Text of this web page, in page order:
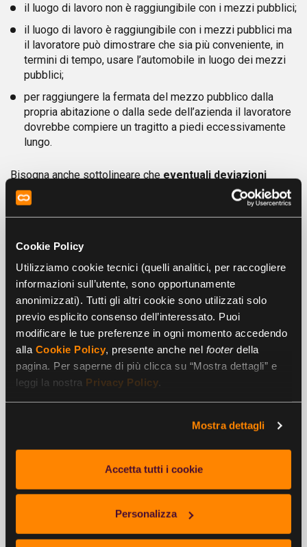
Cookie Policy
Utilizziamo cookie tecnici (quelli analitici, per raccogliere
informazioni sull’utente, sono opportunamente
anonimizzati). Tutti gli altri cookie sono utilizzati solo
previo esplicito consenso dell’interessato. Puoi
modificare le tue preferenze in ogni momento accedendo
alla Cookie Policy, presente anche nel footerdella
pagina. Per saperne di più clicca su “Mostra dettagli” e
leggi la nostra Privacy Policy.
Mostra dettagli
Accetta tutti i cookie
Personalizza
il luogo di lavoro non è raggiungibile con i mezzi pubblici;
il luogo di lavoro è raggiungibile con i mezzi pubblici ma
il lavoratore può dimostrare che sia più conveniente, in
termini di tempo, usare l’automobile in luogo dei mezzi
pubblici;
per raggiungere la fermata del mezzo pubblico dalla
propria abitazione o dalla sede dell’azienda il lavoratore
dovrebbe compiere un tragitto a piedi eccessivamente
lungo.
Bisogna anche sottolineare cheeventuali deviazioni
effettuate dal lavoratore rispetto al percorso abituale
potrebbero fargli perdere il diritto a ricevere
rimborsato anche in caso di deviazione sono:
deviazione effettuata su richiesta del datore di lavoro;
cause di forza maggiore (ad esempio una coda o dei
lavori stradali);
esigenze essenziali o improrogabili;
adempimento di obblighi penalmente o
costituzionalmente rilevanti (come, ad esempio,
accompagnare i figli a scuola).
Tragitto casa-lavoro e welfare aziendale:
Proprio perché, nella maggior parte dei casi, il tragitto casa-
aziendali
luogo di lavoro sono tra i più desiderati e apprezzati
dai dipendenti delle aziende.